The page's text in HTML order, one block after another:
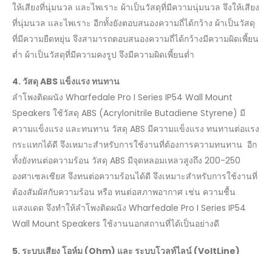
ให้เสียงที่นุ่มนวล และไพเราะ ผ้าเป็นวัสดุที่มีความนุ่มนวล จึงให้เสียง
ที่นุ่มนวล และไพเราะ อีกทั้งยังตอบสนองความถี่ได้กว้าง ผ้าเป็นวัสดุ
ที่มีความยืดหยุ่น จึงสามารถตอบสนองความถี่ได้กว้างมีความผิดเพี้ยน
ต่ำ ผ้าเป็นวัสดุที่มีความคงรูป จึงมีความผิดเพี้ยนต่ำ
4. วัสดุ ABS แข็งแรง ทนทาน
ลำโพงติดผนัง Wharfedale Pro I Series IP54 Wall Mount
Speakers ใช้วัสดุ ABS (Acrylonitrile Butadiene Styrene) มี
ความแข็งแรง และทนทาน วัสดุ ABS มีความแข็งแรง ทนทานต่อแรง
กระแทกได้ดี จึงเหมาะสำหรับการใช้งานที่ต้องการความทนทาน อีก
ทั้งยังทนต่อความร้อน วัสดุ ABS มีจุดหลอมเหลวสูงถึง 200-250
องศาเซลเซียส จึงทนต่อความร้อนได้ดี จึงเหมาะสำหรับการใช้งานที่
ต้องสัมผัสกับความร้อน หรือ ทนต่อสภาพอากาศ เช่น ความชื้น
แสงแดด จึงทำให้ลำโพงติดผนัง Wharfedale Pro I Series IP54
Wall Mount Speakers ใช้งานนอกสถานที่ได้เป็นอย่างดี
5. ระบบเสียง โอห์ม (Ohm) และ ระบบโวลท์ไลน์ (VoltLine)